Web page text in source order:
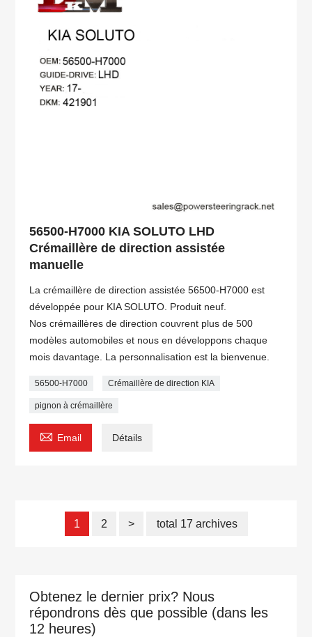
56500-H7000 KIA SOLUTO LHD
Crémaillère de direction assistée
manuelle
La crémaillère de direction assistée 56500-H7000 est
développée pour KIA SOLUTO. Produit neuf.
Nos crémaillères de direction couvrent plus de 500
modèles automobiles et nous en développons chaque
mois davantage. La personnalisation est la bienvenue.
56500-H7000 Crémaillère de direction KIA
pignon à crémaillère
 Email Détails
1 2 > total 17 archives
Obtenez le dernier prix? Nous
répondrons dès que possible (dans les
12 heures)